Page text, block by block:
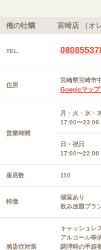
俺の牡蠣 宮崎店 （オレ
TEL
住所
宮崎県宮崎市
Googleマップ
営業時間
月・火・水・
17:00〜23:00
日・祝日
17:00〜22:00
座席数 110
特徴
個室あり
飲み放題プラ
感染症対策
キャッシュレ
アルコール等
調理時の手袋